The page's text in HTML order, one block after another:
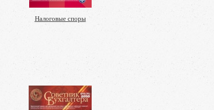
Налоговые споры